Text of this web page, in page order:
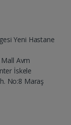
Yeni Hastane
Mall Avm
İskele
No:8 Maraş